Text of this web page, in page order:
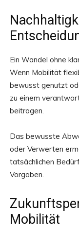
Ein Wandel ohne
Wenn Mobilität
bewusst genutzt
zu einem
beitragen.
Das bewusste
oder Verwerten
tatsächlichen
Vorgaben.
Mobilität